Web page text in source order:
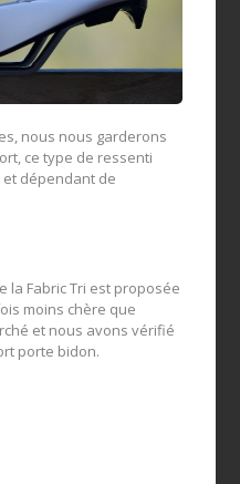
nous nous garderons
ce type de ressenti
dépendant de
la Fabric Tri est proposée
moins chère que
et nous avons vérifié
porte bidon.